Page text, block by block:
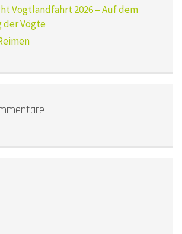
Vogtlandfahrt 2026 – Auf dem
Vögte